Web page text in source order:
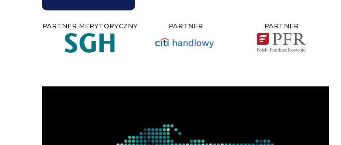
PARTNER MERYTORYCZNY PARTNER PARTNER